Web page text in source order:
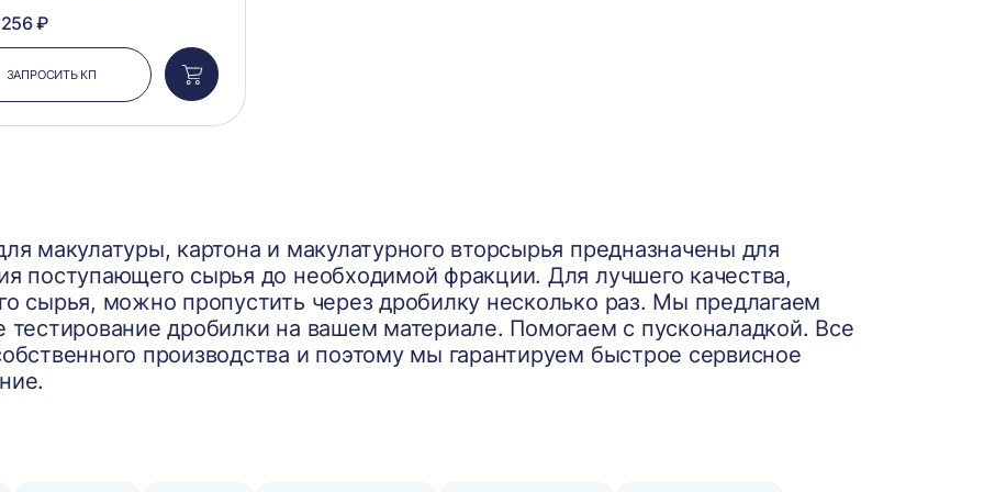
₽
ЗАПРОСИТЬ КП
Добавить
в
корзину
макулатуры, картона и макулатурного вторсырья предназначены для
поступающего сырья до необходимой фракции. Для лучшего качества,
сырья, можно пропустить через дробилку несколько раз. Мы предлагаем
тестирование дробилки на вашем материале. Помогаем с пусконаладкой. Все
производства и поэтому мы гарантируем быстрое сервисное